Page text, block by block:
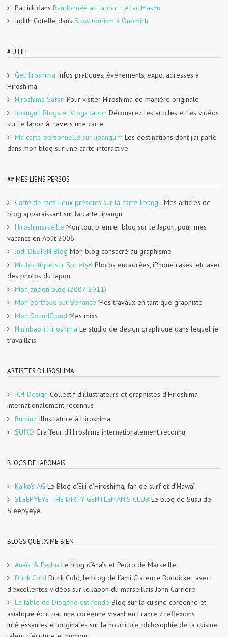
Patrick dans Randonnée au Japon : Le lac Mashū
Judith Cotelle dans Slow tourism à Onomichi
# UTILE
GetHiroshima Infos pratiques, évènements, expo, adresses à
Hiroshima.
Hiroshima Safari Pour visiter Hiroshima de manière originale
Jipangu | Blogs et Vlogs Japon Découvrez les articles et les vidéos
sur le Japon à travers une carte.
Ma carte personnelle sur Jipangu.fr Les destinations dont j’ai parlé
dans mon blog sur une carte interactive
## MES LIENS PERSOS
Carte de mes lieux présents sur la carte Jipangu Mes articles de
blog apparaissant sur la carte Jipangu
Hiroshimarseille Mon tout premier blog sur le Japon, pour mes
vacancs en Août 2006
Judi DESIGN Blog Mon blog consacré au graphisme
Ma boutique sur Society6 Photos encadrées, iPhone cases, etc avec
des photos du Japon
Mon ancien blog (2007-2011)
Mon portfolio sur Behance Mes travaux en tant que graphiste
Mon SoundCloud Mes mixs
Nininbaori Hiroshima Le studio de design graphique dans lequel je
travaillais
ARTISTES D'HIROSHIMA
IC4 Design Collectif d’illustrateurs et graphistes d’Hiroshima
internationalement reconnus
Ruminz Illustratrice à Hiroshima
SUIKO Graffeur d’Hiroshima internationalement reconnu
BLOGS DE JAPONAIS
Kaiko's AG Le Blog d’Eiji d’Hiroshima, fan de surf et d’Hawaï
SLEEPYEYE THE DIRTY GENTLEMAN'S CLUB Le blog de Susu de
Sleepyeye
BLOGS QUE J'AIME BIEN
Anaïs & Pedro Le blog d’Anaïs et Pedro de Marseille
Drink Cold Drink Cold, le blog de l’ami Clarence Boddicker, avec
d’excellentes vidéos sur le Japon du marseillais John Carrière
La table de Diogène est ronde Blog sur la cuisine coréenne et
asiatique écrit par une coréenne vivant en France / réflexions
intéressantes et originales sur la nourriture, philosophie de la cuisine,